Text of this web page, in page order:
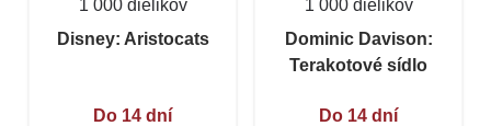
1 000 dielikov
Disney: Aristocats
Do 14 dní
1 000 dielikov
Dominic Davison:
Terakotové sídlo
Do 14 dní